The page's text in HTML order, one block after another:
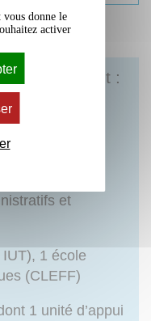
c’est :
et
et
1 école
(CLEFF)
1 unité d’appui
vous donne le
activer